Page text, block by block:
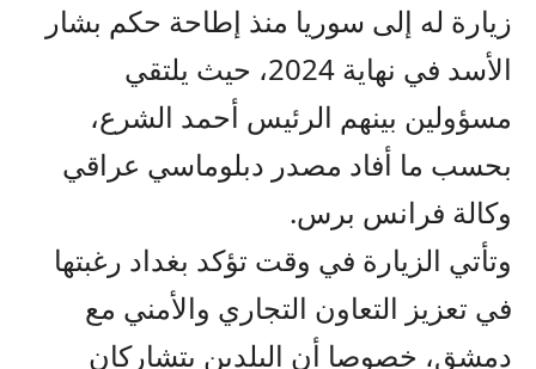
زيارة له إلى سوريا منذ إطاحة حكم بشار
الأسد في نهاية 2024، حيث يلتقي
مسؤولين بينهم الرئيس أحمد الشرع،
بحسب ما أفاد مصدر دبلوماسي عراقي
وكالة فرانس برس.
وتأتي الزيارة في وقت تؤكد بغداد رغبتها
في تعزيز التعاون التجاري والأمني مع
دمشق، خصوصا أن البلدين يتشاركان